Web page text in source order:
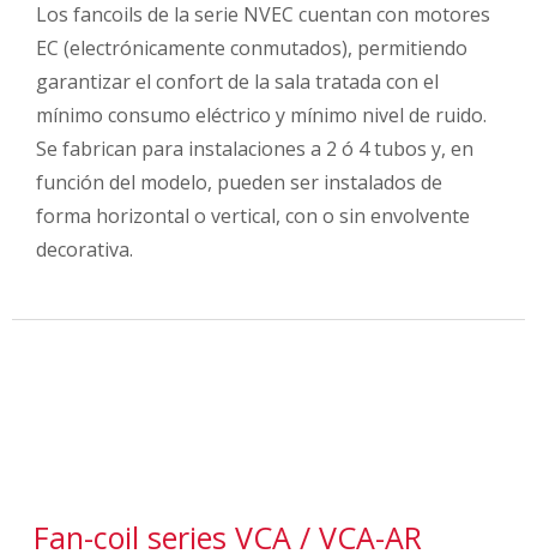
Los fancoils de la serie NVEC cuentan con motores
EC (electrónicamente conmutados), permitiendo
garantizar el confort de la sala tratada con el
mínimo consumo eléctrico y mínimo nivel de ruido.
Se fabrican para instalaciones a 2 ó 4 tubos y, en
función del modelo, pueden ser instalados de
forma horizontal o vertical, con o sin envolvente
decorativa.
Fan-coil series VCA / VCA-AR